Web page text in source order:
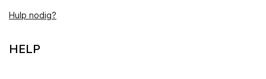
Hulp nodig?
HELP